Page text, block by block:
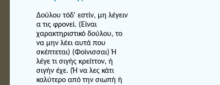
Δούλου τόδ' εστίν, μη λέγειν
α τις φρονεί. (Είναι
χαρακτηριστικό δούλου, το
να μην λέει αυτά που
σκέπτεται) (Φοίνισσαι) Ή
λέγε τι σιγής κρείττον, ή
σιγήν έχε. (Ή να λες κάτι
καλύτερο από την σιωπή ή